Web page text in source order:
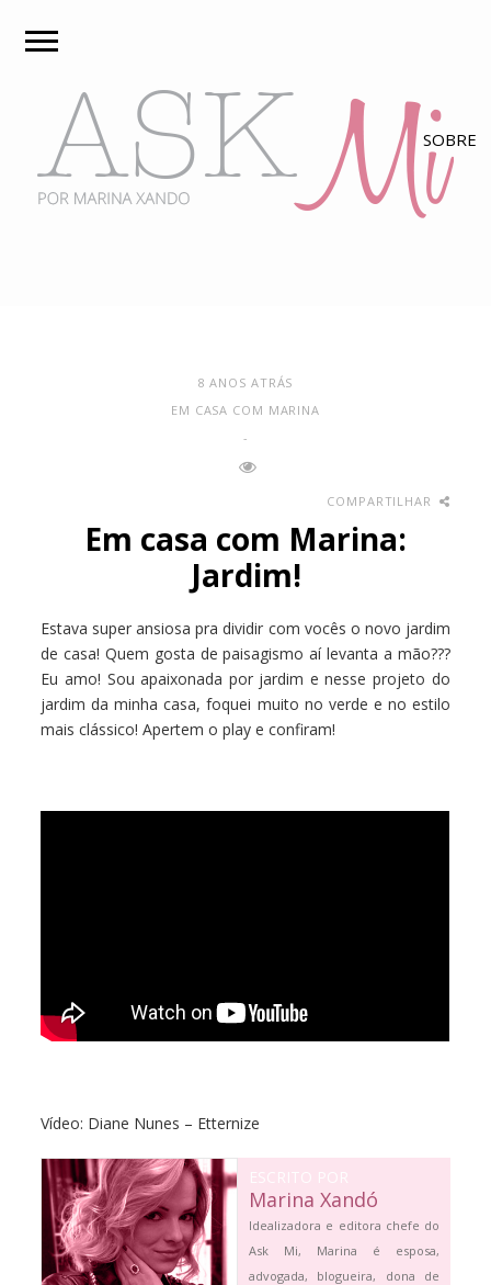
8 ANOS ATRÁS
EM CASA COM MARINA
-
COMPARTILHAR
Em casa com Marina:
Jardim!
Estava super ansiosa pra dividir com vocês o novo jardim
de casa! Quem gosta de paisagismo aí levanta a mão???
Eu amo! Sou apaixonada por jardim e nesse projeto do
jardim da minha casa, foquei muito no verde e no estilo
mais clássico! Apertem o play e confiram!
Vídeo: Diane Nunes – Etternize
ESCRITO POR
Marina Xandó
Idealizadora e editora chefe do
Ask Mi, Marina é esposa,
advogada, blogueira, dona de